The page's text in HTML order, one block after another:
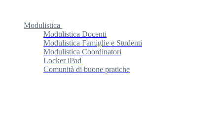
Modulistica
Modulistica Docenti
Modulistica Famiglie e Studenti
Modulistica Coordinatori
Locker iPad
Comunità di buone pratiche